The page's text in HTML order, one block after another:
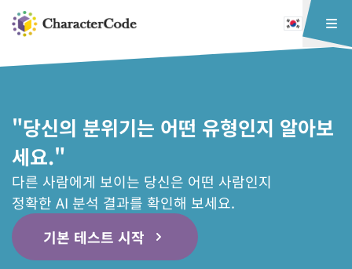
"당신의 분위기는 어떤 유형인지 알아보
세요."
다른 사람에게 보이는 당신은 어떤 사람인지
정확한 AI 분석 결과를 확인해 보세요.
기본 테스트 시작